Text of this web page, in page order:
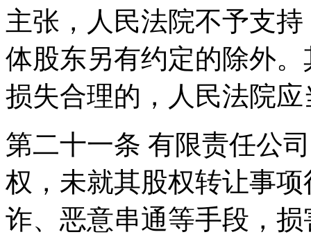
主张，人民法院不予支
体股东另有约定的除外
损失合理的，人民法院
第二十一条 有限责任公
权，未就其股权转让事
诈、恶意串通等手段，